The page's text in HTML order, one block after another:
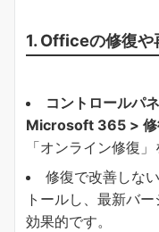
1. Officeの修復や
コントロールパ
Microsoft 365 > 修
「オンライン修復」
修復で改善しな
トールし、最新バ
効果的です。